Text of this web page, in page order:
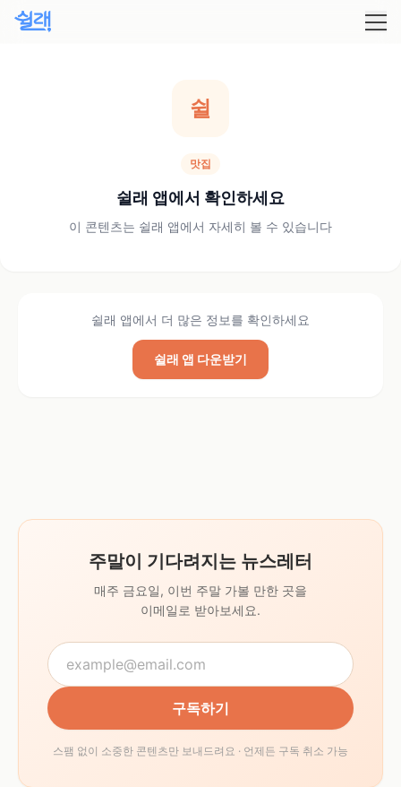
쉴
맛집
쉴래 앱에서 확인하세요
이 콘텐츠는 쉴래 앱에서 자세히 볼 수 있습니다
쉴래 앱에서 더 많은 정보를 확인하세요
쉴래 앱 다운받기
주말이 기다려지는 뉴스레터
매주 금요일, 이번 주말 가볼 만한 곳을
이메일로 받아보세요.
구독하기
스팸 없이 소중한 콘텐츠만 보내드려요 · 언제든 구독 취소 가능